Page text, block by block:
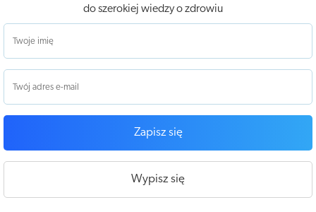
do szerokiej wiedzy o zdrowiu
Zapisz się
Wypisz się